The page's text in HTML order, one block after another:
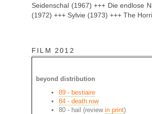
Seidenschal (1967) +++ Die endlose
(1972) +++ Sylvie (1973) +++ The
FILM 2012
beyond distribution
89 - bestiaire
84 - death row
80 - hail (review in print)